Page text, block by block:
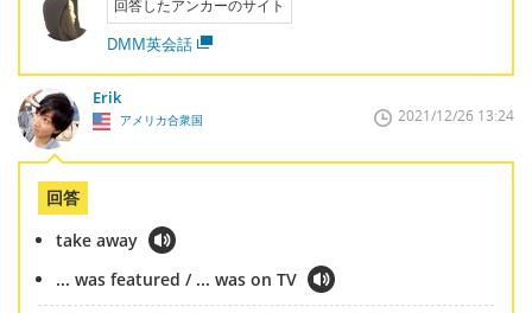
回答したアンカーのサイト
DMM英会話
Erik
アメリカ合衆国 2021/12/26 13:24
回答
take away
... was featured / ... was on TV